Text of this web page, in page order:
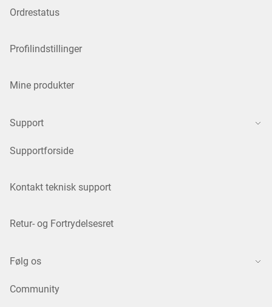
Ordrestatus
Profilindstillinger
Mine produkter
Support
Supportforside
Kontakt teknisk support
Retur- og Fortrydelsesret
Følg os
Community